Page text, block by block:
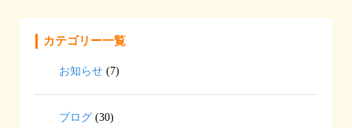
カテゴリー一覧
お知らせ (7)
ブログ (30)